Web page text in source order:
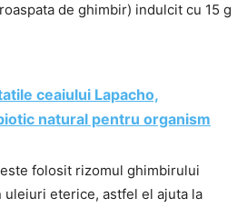
de ghimbir) indulcit cu 15 g
ceaiului Lapacho,
natural pentru organism
folosit rizomul ghimbirului
eterice, astfel el ajuta la